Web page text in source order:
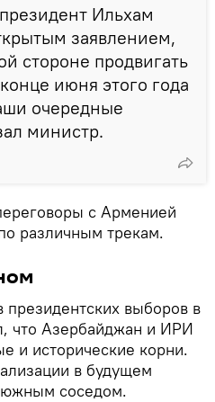
Ильхам
заявлением,
стороне продвигать
июня этого года
очередные
министр.
с Арменией
различным трекам.
президентских выборов в
что Азербайджан и ИРИ
и исторические корни.
в будущем
южным соседом.